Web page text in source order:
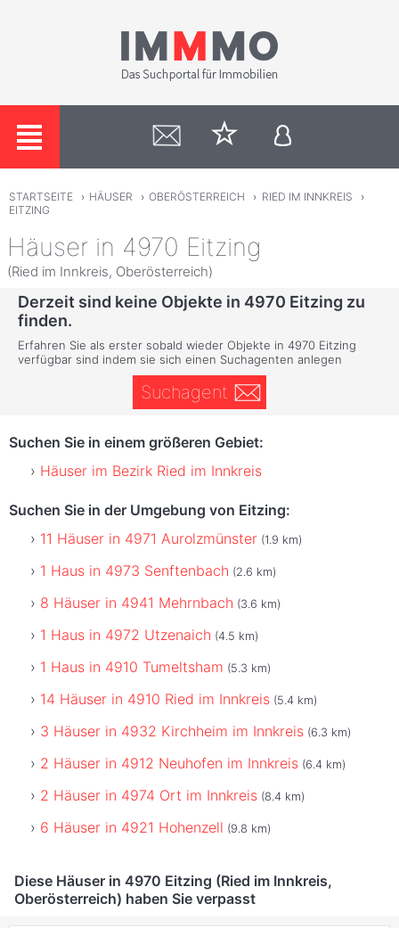
STARTSEITE › HÄUSER › OBERÖSTERREICH › RIED IM INNKREIS
›
EITZING
Häuser in 4970 Eitzing
(Ried im Innkreis, Oberösterreich)
Derzeit sind keine Objekte in 4970 Eitzing zu
finden.
Erfahren Sie als erster sobald wieder Objekte in 4970 Eitzing
verfügbar sind indem sie sich einen Suchagenten anlegen
Suchagent
Suchen Sie in einem größeren Gebiet:
Häuser im Bezirk Ried im Innkreis
Suchen Sie in der Umgebung von Eitzing:
11 Häuser in 4971 Aurolzmünster (1.9 km)
1 Haus in 4973 Senftenbach (2.6 km)
8 Häuser in 4941 Mehrnbach (3.6 km)
1 Haus in 4972 Utzenaich (4.5 km)
1 Haus in 4910 Tumeltsham (5.3 km)
14 Häuser in 4910 Ried im Innkreis (5.4 km)
3 Häuser in 4932 Kirchheim im Innkreis (6.3 km)
2 Häuser in 4912 Neuhofen im Innkreis (6.4 km)
2 Häuser in 4974 Ort im Innkreis (8.4 km)
6 Häuser in 4921 Hohenzell (9.8 km)
Diese Häuser in 4970 Eitzing (Ried im Innkreis,
Oberösterreich) haben Sie verpasst